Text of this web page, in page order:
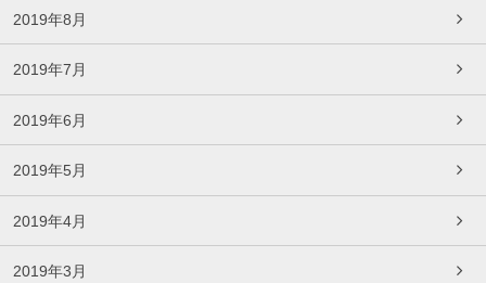
2019年8月
2019年7月
2019年6月
2019年5月
2019年4月
2019年3月